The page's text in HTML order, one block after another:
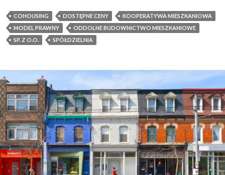
COHOUSING DOSTĘPNE CENY
KOOPERATYWA MIESZKANIOWA
MODEL PRAWNY
ODDOLNE BUDOWNICTWO MIESZKANIOWE
SP. Z O.O.
SPÓŁDZIELNIA